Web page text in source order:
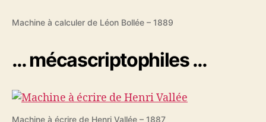
Machine à calculer de Léon Bollée – 1889
… mécascriptophiles …
Machine à écrire de Henri Vallée – 1887